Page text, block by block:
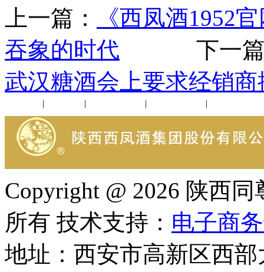
上一篇：
《西凤酒1952
吞象的时代 下一篇
武汉糖酒会上要求经销
| | | |
Copyright @ 2026 陕西
所有 技术支持： 电子商
地址：西安市高新区西